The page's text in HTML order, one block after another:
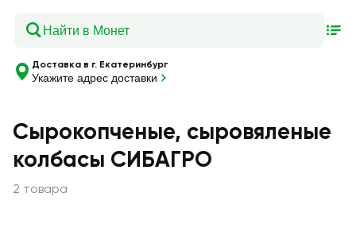
Доставка в г. Екатеринбург
Укажите адрес доставки
Сырокопченые, сыровяленые
колбасы СИБАГРО
2 товара